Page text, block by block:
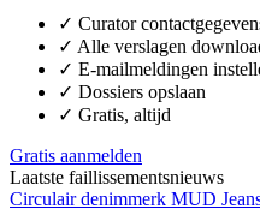
✓ Curator
✓ Alle verslagen
✓ E-mailmeldingen
✓ Dossiers opslaan
✓ Gratis, altijd
Gratis aanmelden
Laatste faillissementsnieuws
Circulair denimmerk MUD